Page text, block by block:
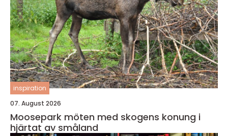
inspiration
07. August 2026
Moosepark möten med skogens konung i
hjärtat av småland